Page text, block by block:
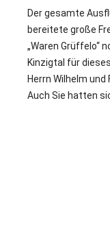
Der gesamte
bereitete große
„Waren Grüffelo“
Kinzigtal für
Herrn Wilhelm
Auch Sie hatten